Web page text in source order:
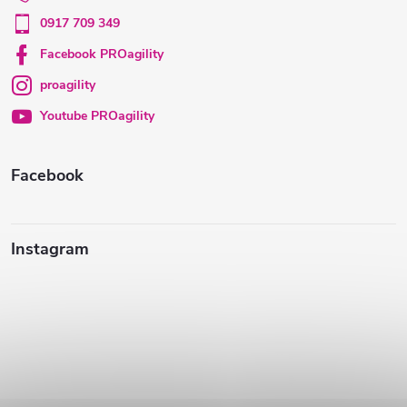
v
k
y
ý
i
ä
Facebook
Instagram
0917 709 349
Facebook PROagility
proagility
Youtube PROagility